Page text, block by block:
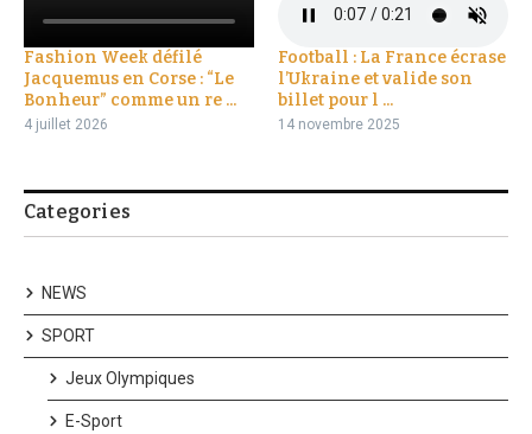
Fashion Week défilé
Jacquemus en Corse : “Le
Bonheur” comme un re ...
4 juillet 2026
Football : La France écrase
l’Ukraine et valide son
billet pour l ...
14 novembre 2025
Categories
NEWS
SPORT
Jeux Olympiques
E-Sport